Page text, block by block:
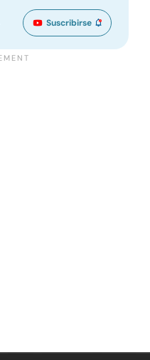
Suscribirse